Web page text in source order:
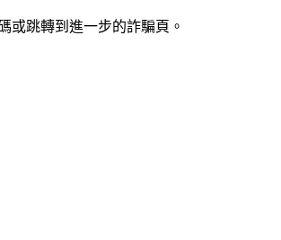
或跳轉到進一步的詐騙頁。